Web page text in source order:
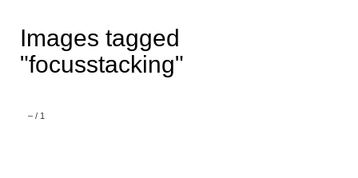
Images tagged
"focusstacking"
– / 1